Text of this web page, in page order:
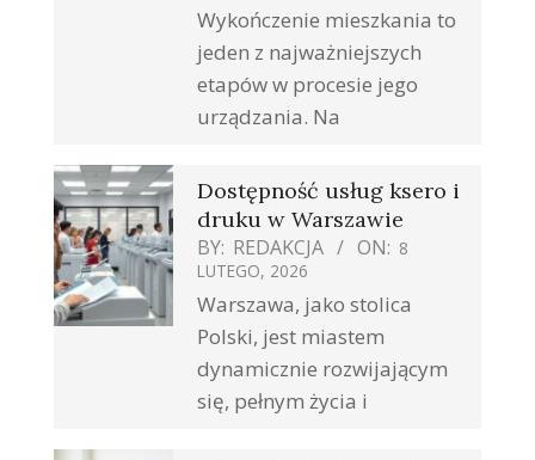
Wykończenie mieszkania to
jeden z najważniejszych
etapów w procesie jego
urządzania. Na
Dostępność usług ksero i
druku w Warszawie
BY: REDAKCJA ON: 8
LUTEGO, 2026
Warszawa, jako stolica
Polski, jest miastem
dynamicznie rozwijającym
się, pełnym życia i